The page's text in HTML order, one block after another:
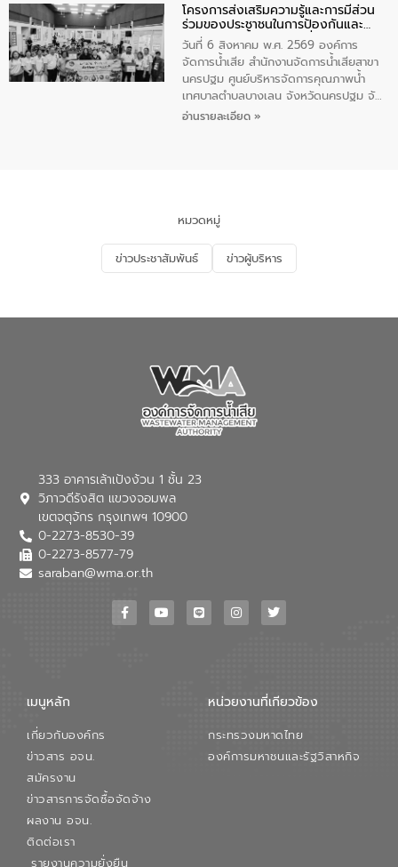
ประชาชน ตัวแทนจากโรงแรมต่างๆ ในเขต
เทศบาลตำบลราไวย์ ศูนย์บริหารจัดการ
คุณภาพน้ำเทศบาลตำบลราไวย์ นำโดยนาย
น้อย แก้วเศษ ผู้จัดการสำนักงานจัดการน้ำ
เสียสาขาภูเก็ต พร้อมด้วยเจ้าหน้าที่ จำนวน
5 คน ร่วมทำกิจกรรม ทำความสะอาด
ชายหาดและแหล่งท่องเที่ยว ณ บริเวณ
โครงการส่งเสริมความรู้และการมีส่วน
ร่วมของประชาชนในการป้องกันและ
แก้ไขปัญหาน้ำเสียอย่างยั่งยืน
วันที่ 6 สิงหาคม พ.ศ. 2569 องค์การ
จัดการน้ำเสีย สำนักงานจัดการน้ำเสียสาขา
นครปฐม ศูนย์บริหารจัดการคุณภาพน้ำ
เทศบาลตำบลบางเลน จังหวัดนครปฐม จัด
กิจกรรมภายใต้โครงการส่งเสริมความรู้และ
จัดการน้ำเสียและสร้างจิตสำนึกในการ
อนุรักษ์สิ่งแวดล้อม ในหัวข้อ “น้ำเสียชุมชน
และการบำบัดน้ำเสียเบื้องต้น” โดยให้ความรู้
เกี่ยวกับสาเหตุและผลกระทบของน้ำเสีย
ณ เทศบาลตำบลบางเลน จังหวัดนครปฐม
อ่านรายละเอียด »
หมวดหมู่
ข่าวประชาสัมพันธ์ ข่าวผู้บริหาร
333 อาคารเล้าเป้งง้วน 1 ชั้น 23
วิภาวดีรังสิต แขวงจอมพล
เขตจตุจักร กรุงเทพฯ 10900
0-2273-8530-39
0-2273-8577-79
saraban@wma.or.th
เมนูหลัก
เกี่ยวกับองค์กร
ข่าวสาร อจน.
สมัครงาน
ข่าวสารการจัดซื้อจัดจ้าง
ผลงาน อจน.
ติดต่อเรา
รายงานความยั่งยืน
หน่วยงานที่เกียวข้อง
กระทรวงมหาดไทย
องค์การมหาชนและรัฐวิสาหกิจ